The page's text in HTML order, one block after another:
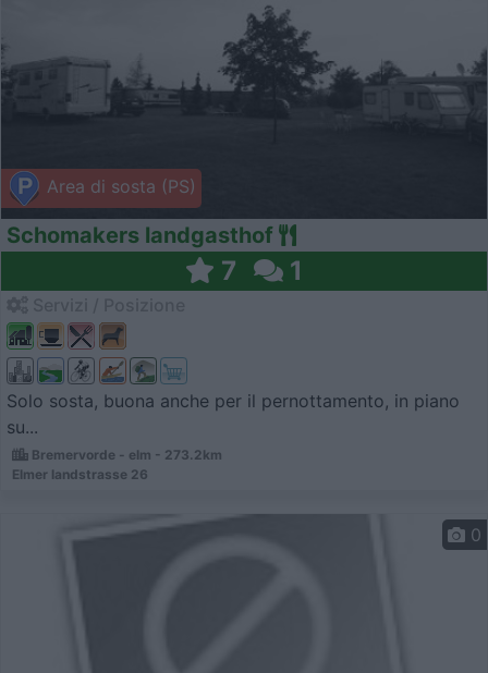
Area di sosta (PS)
Schomakers landgasthof
7 1
Solo sosta, buona anche per il pernottamento, in piano
su...
Bremervorde - elm - 273.2km
Elmer landstrasse 26
0